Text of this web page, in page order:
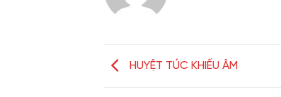
HUYỆT TÚC KHIẾU ÂM